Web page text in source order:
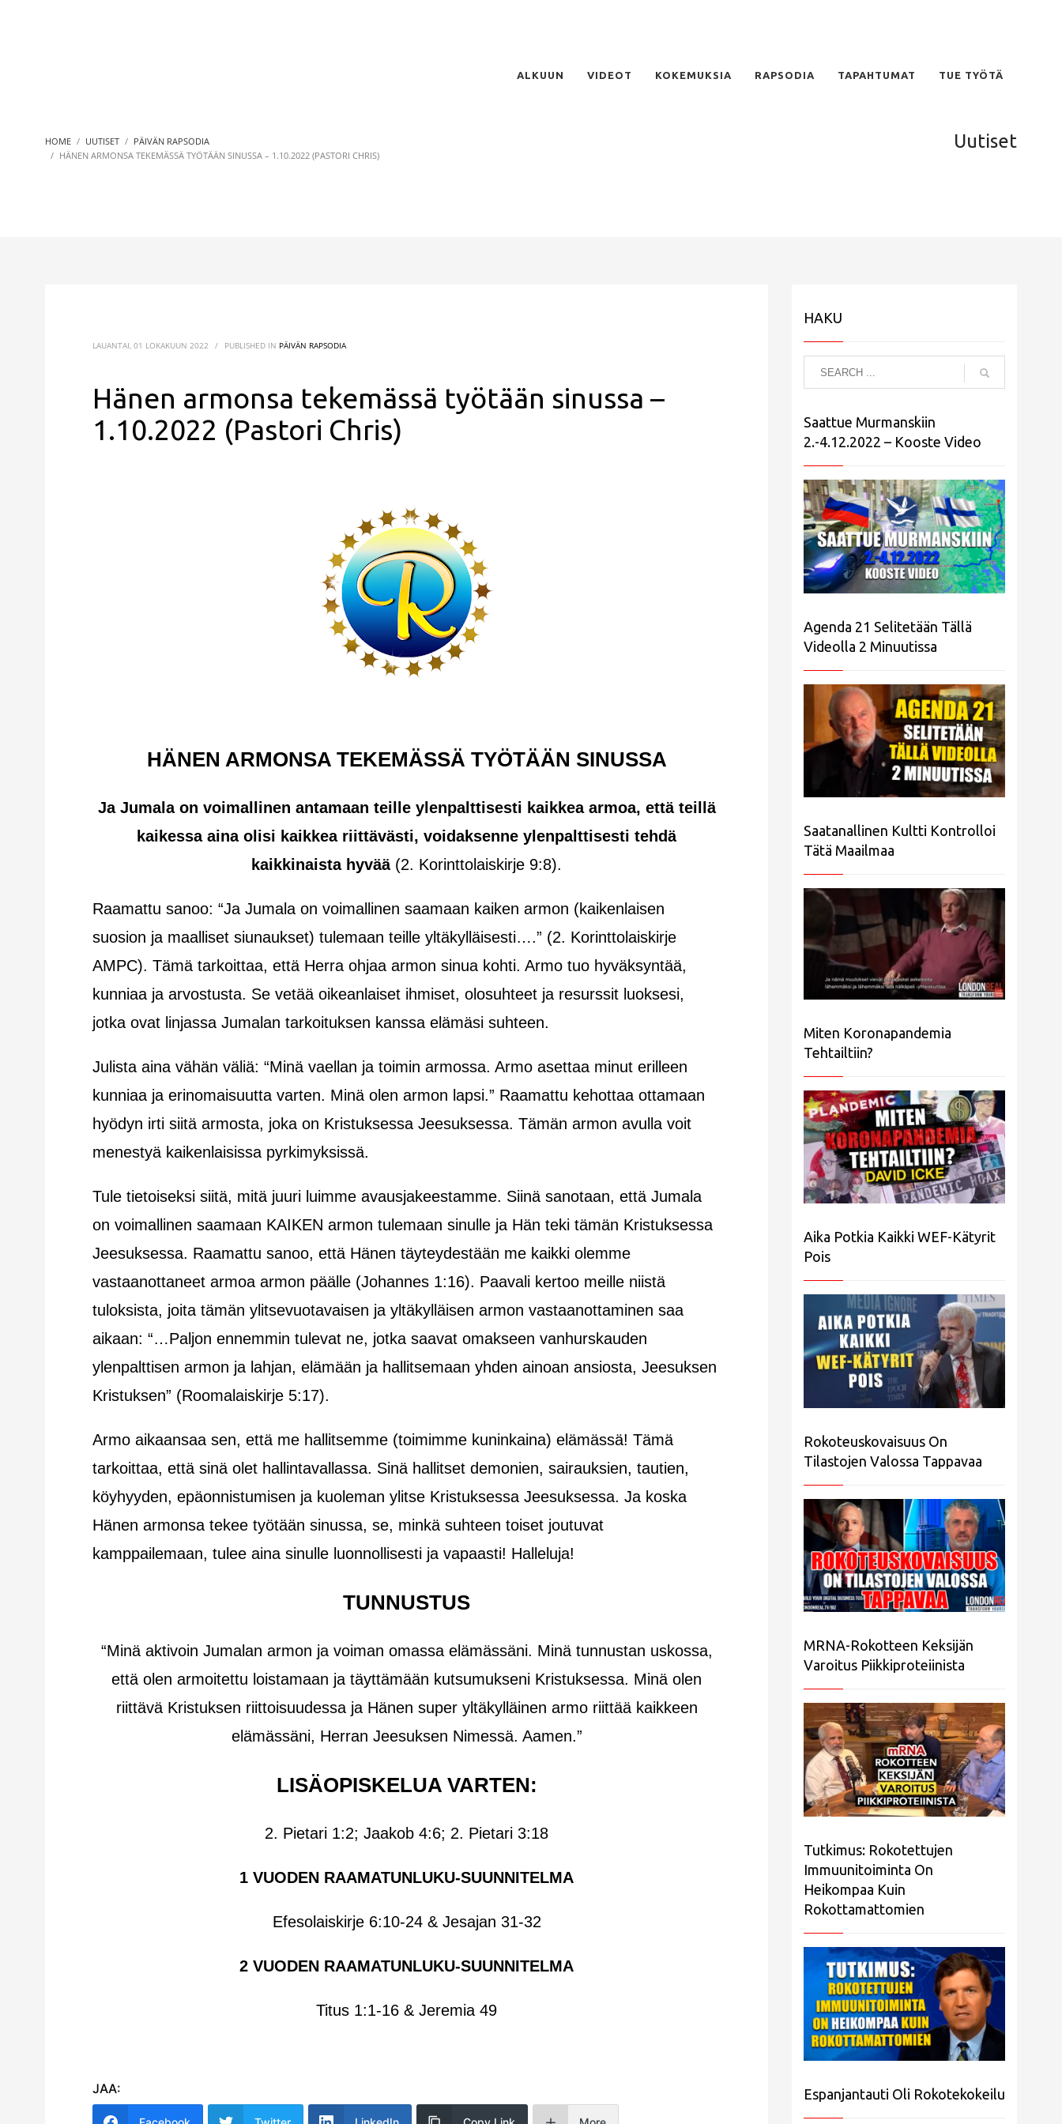
ALKUUN VIDEOT KOKEMUKSIA RAPSODIA TAPAHTUMAT TUE TYÖTÄ
HOME UUTISET
PÄIVÄN RAPSODIA
HÄNEN ARMONSA TEKEMÄSSÄ TYÖTÄÄN SINUSSA – 1.10.2022 (PASTORI CHRIS)
Uutiset
LAUANTAI, 01 LOKAKUUN 2022 / PUBLISHED IN PÄIVÄN RAPSODIA
Hänen armonsa tekemässä työtään sinussa –
1.10.2022 (Pastori Chris)
HÄNEN ARMONSA TEKEMÄSSÄ TYÖTÄÄN SINUSSA
Ja Jumala on voimallinen antamaan teille ylenpalttisesti kaikkea armoa, että teillä
kaikessa aina olisi kaikkea riittävästi, voidaksenne ylenpalttisesti tehdä
kaikkinaista hyvää(2. Korinttolaiskirje 9:8).
Raamattu sanoo: “Ja Jumala on voimallinen saamaan kaiken armon (kaikenlaisen
suosion ja maalliset siunaukset) tulemaan teille yltäkylläisesti….” (2. Korinttolaiskirje
AMPC). Tämä tarkoittaa, että Herra ohjaa armon sinua kohti. Armo tuo hyväksyntää,
kunniaa ja arvostusta. Se vetää oikeanlaiset ihmiset, olosuhteet ja resurssit luoksesi,
jotka ovat linjassa Jumalan tarkoituksen kanssa elämäsi suhteen.
Julista aina vähän väliä: “Minä vaellan ja toimin armossa. Armo asettaa minut erilleen
kunniaa ja erinomaisuutta varten. Minä olen armon lapsi.” Raamattu kehottaa ottamaan
hyödyn irti siitä armosta, joka on Kristuksessa Jeesuksessa. Tämän armon avulla voit
menestyä kaikenlaisissa pyrkimyksissä.
Tule tietoiseksi siitä, mitä juuri luimme avausjakeestamme. Siinä sanotaan, että Jumala
on voimallinen saamaan KAIKEN armon tulemaan sinulle ja Hän teki tämän Kristuksessa
Jeesuksessa. Raamattu sanoo, että Hänen täyteydestään me kaikki olemme
vastaanottaneet armoa armon päälle (Johannes 1:16). Paavali kertoo meille niistä
tuloksista, joita tämän ylitsevuotavaisen ja yltäkylläisen armon vastaanottaminen saa
aikaan: “…Paljon ennemmin tulevat ne, jotka saavat omakseen vanhurskauden
ylenpalttisen armon ja lahjan, elämään ja hallitsemaan yhden ainoan ansiosta, Jeesuksen
Kristuksen” (Roomalaiskirje 5:17).
Armo aikaansaa sen, että me hallitsemme (toimimme kuninkaina) elämässä! Tämä
tarkoittaa, että sinä olet hallintavallassa. Sinä hallitset demonien, sairauksien, tautien,
köyhyyden, epäonnistumisen ja kuoleman ylitse Kristuksessa Jeesuksessa. Ja koska
Hänen armonsa tekee työtään sinussa, se, minkä suhteen toiset joutuvat
kamppailemaan, tulee aina sinulle luonnollisesti ja vapaasti! Halleluja!
TUNNUSTUS
“Minä aktivoin Jumalan armon ja voiman omassa elämässäni. Minä tunnustan uskossa,
että olen armoitettu loistamaan ja täyttämään kutsumukseni Kristuksessa. Minä olen
riittävä Kristuksen riittoisuudessa ja Hänen super yltäkylläinen armo riittää kaikkeen
elämässäni, Herran Jeesuksen Nimessä. Aamen.”
LISÄOPISKELUA VARTEN:
2. Pietari 1:2; Jaakob 4:6; 2. Pietari 3:18
1 VUODEN RAAMATUNLUKU-SUUNNITELMA
Efesolaiskirje 6:10-24 & Jesajan 31-32
2 VUODEN RAAMATUNLUKU-SUUNNITELMA
Titus 1:1-16 & Jeremia 49
JAA:
HAKU
Saattue Murmanskiin
2.-4.12.2022 – Kooste Video
Agenda 21 Selitetään Tällä
Videolla 2 Minuutissa
Saatanallinen Kultti Kontrolloi
Tätä Maailmaa
Miten Koronapandemia
Tehtailtiin?
Aika Potkia Kaikki WEF-Kätyrit
Pois
Rokoteuskovaisuus On
Tilastojen Valossa Tappavaa
MRNA-Rokotteen Keksijän
Varoitus Piikkiproteiinista
Tutkimus: Rokotettujen
Immuunitoiminta On
Heikompaa Kuin
Rokottamattomien
Espanjantauti Oli Rokotekokeilu